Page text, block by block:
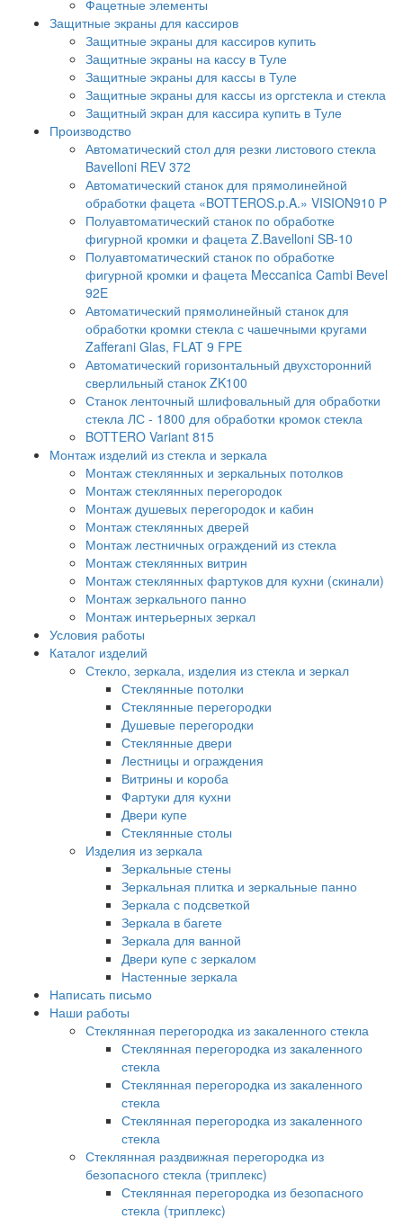
Фацетные элементы
Защитные экраны для кассиров
Защитные экраны для кассиров купить
Защитные экраны на кассу в Туле
Защитные экраны для кассы в Туле
Защитные экраны для кассы из оргстекла и стекла
Защитный экран для кассира купить в Туле
Производство
Автоматический стол для резки листового стекла
Bavelloni REV 372
Автоматический станок для прямолинейной
обработки фацета «BOTTEROS.p.A.» VISION910 P
Полуавтоматический станок по обработке
фигурной кромки и фацета Z.Bavelloni SB-10
Полуавтоматический станок по обработке
фигурной кромки и фацета Meccanica Cambi Bevel
92E
Автоматический прямолинейный станок для
обработки кромки стекла с чашечными кругами
Zafferani Glas, FLAT 9 FPE
Автоматический горизонтальный двухсторонний
сверлильный станок ZK100
Станок ленточный шлифовальный для обработки
стекла ЛС - 1800 для обработки кромок стекла
BOTTERO Variant 815
Монтаж изделий из стекла и зеркала
Монтаж стеклянных и зеркальных потолков
Монтаж стеклянных перегородок
Монтаж душевых перегородок и кабин
Монтаж стеклянных дверей
Монтаж лестничных ограждений из стекла
Монтаж стеклянных витрин
Монтаж стеклянных фартуков для кухни (скинали)
Монтаж зеркального панно
Монтаж интерьерных зеркал
Условия работы
Каталог изделий
Стекло, зеркала, изделия из стекла и зеркал
Стеклянные потолки
Стеклянные перегородки
Душевые перегородки
Стеклянные двери
Лестницы и ограждения
Витрины и короба
Фартуки для кухни
Двери купе
Стеклянные столы
Изделия из зеркала
Зеркальные стены
Зеркальная плитка и зеркальные панно
Зеркала с подсветкой
Зеркала в багете
Зеркала для ванной
Двери купе с зеркалом
Настенные зеркала
Написать письмо
Наши работы
Стеклянная перегородка из закаленного стекла
Стеклянная перегородка из закаленного
стекла
Стеклянная перегородка из закаленного
стекла
Стеклянная перегородка из закаленного
стекла
Стеклянная раздвижная перегородка из
безопасного стекла (триплекс)
Стеклянная перегородка из безопасного
стекла (триплекс)